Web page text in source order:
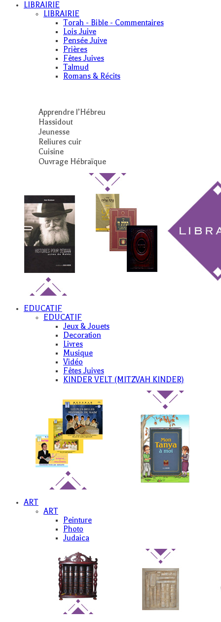
LIBRAIRIE
LIBRAIRIE
Torah - Bible - Commentaires
Lois Juive
Pensée Juive
Prières
Fêtes Juives
Talmud
Romans & Récits
Apprendre l’Hébreu
Hassidout
Jeunesse
Reliures cuir
Cuisine
Ouvrage Hébraïque
EDUCATIF
EDUCATIF
Jeux & Jouets
Decoration
Livres
Musique
Vidéo
Fêtes Juives
KINDER VELT (MITZVAH KINDER)
ART
ART
Peinture
Photo
Judaica